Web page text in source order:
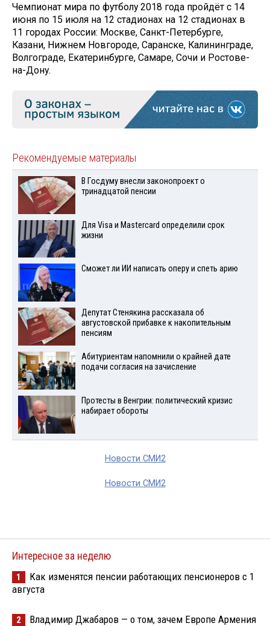
Чемпионат мира по футболу 2018 года пройдёт с 14
июня по 15 июля на 12 стадионах на 12 стадионах в
11 городах России: Москве, Санкт-Петербурге,
Казани, Нижнем Новгороде, Саранске, Калининграде,
Волгограде, Екатеринбурге, Самаре, Сочи и Ростове-
на-Дону.
Рекомендуемые материалы
В Госдуму внесли законопроект о
тринадцатой пенсии
Для Visа и Mastercard определили срок
жизни
Сможет ли ИИ написать оперу и спеть арию
Депутат Стенякина рассказала об
августовской прибавке к накопительным
пенсиям
Абитуриентам напомнили о крайней дате
подачи согласия на зачисление
Протесты в Венгрии: политический кризис
набирает обороты
Новости СМИ2
Новости СМИ2
Интересное за неделю
1
Как изменятся пенсии работающих пенсионеров с 1
августа
2 Владимир Джабаров — о том, зачем Европе Армения